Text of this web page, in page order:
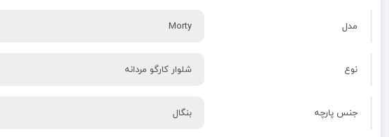
مدل Morty
نوع شلوار کارگو مردانه
جنس پارچه بنگال